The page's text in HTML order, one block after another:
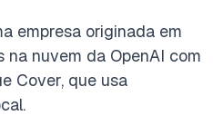
empresa originada em
na nuvem da OpenAI com
Cover, que usa